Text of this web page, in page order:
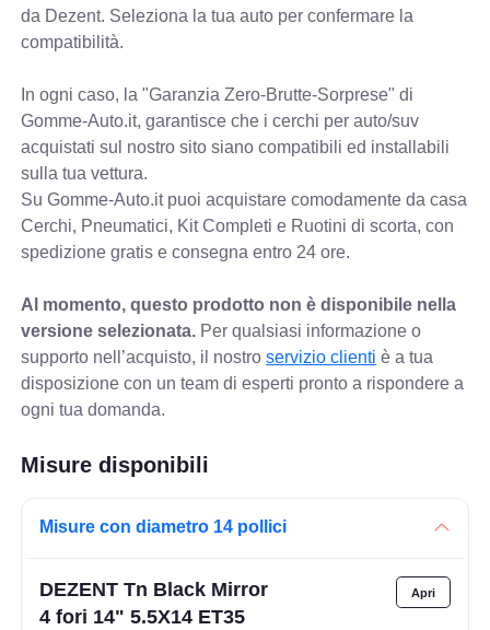
da Dezent. Seleziona la tua auto per confermare la
compatibilità.
In ogni caso, la "Garanzia Zero-Brutte-Sorprese" di
Gomme-Auto.it, garantisce che i cerchi per auto/suv
acquistati sul nostro sito siano compatibili ed installabili
sulla tua vettura.
Su Gomme-Auto.it puoi acquistare comodamente da casa
Cerchi, Pneumatici, Kit Completi e Ruotini di scorta, con
spedizione gratis e consegna entro 24 ore.
Al momento, questo prodotto non è disponibile nella
versione selezionata. Per qualsiasi informazione o
supporto nell’acquisto, il nostroservizio clienti è a tua
disposizione con un team di esperti pronto a rispondere a
ogni tua domanda.
Misure disponibili
Misure con diametro 14 pollici
DEZENT Tn Black Mirror
4 fori 14" 5.5X14 ET35